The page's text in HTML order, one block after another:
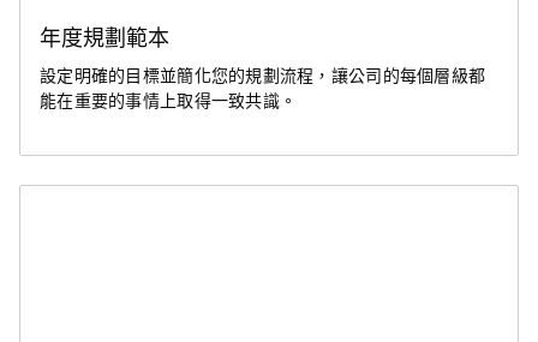
年度規劃範本
設定明確的目標並簡化您的規劃流程，讓公司的每個層級都
能在重要的事情上取得一致共識。